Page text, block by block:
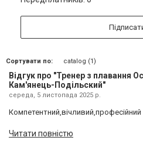
Сортувати по: catalog (1)
Відгук про "Тренер з плавання
Кам'янець-Подільский"
середа, 5 листопада 2025 р.
Читати повністю